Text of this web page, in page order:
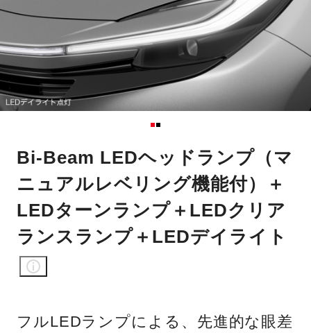
Bi-Beam LEDヘッドランプ（マ
ニュアルレベリング機能付）＋
LEDターンランプ＋LEDクリア
ランスランプ＋LEDデイライト
フルLEDランプによる、先進的な眼差